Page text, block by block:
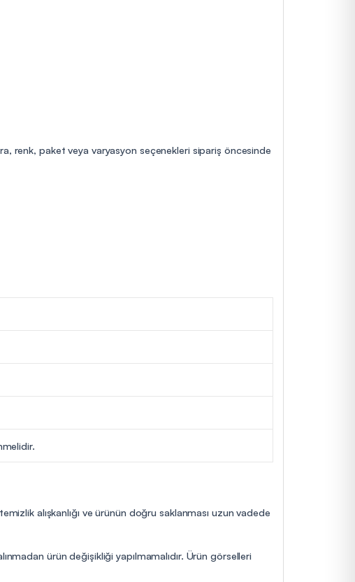
renk, paket veya varyasyon seçenekleri sipariş öncesinde
alışkanlığı ve ürünün doğru saklanması uzun vadede
ürün değişikliği yapılmamalıdır. Ürün görselleri